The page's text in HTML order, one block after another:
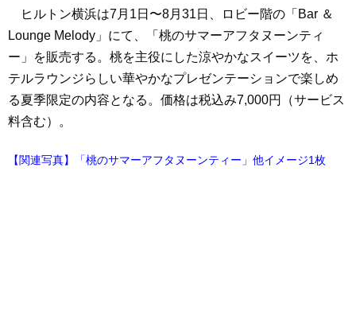
ヒルトン横浜は7月1日〜8月31日、ロビー階の「Bar ＆
Lounge Melody」にて、「桃のサマーアフタヌーンティ
ー」を販売する。桃を主役にした涼やかなスイーツを、ホ
テルラウンジらしい華やかなプレゼンテーションで楽しめ
る夏季限定の内容となる。価格は税込み7,000円（サービス
料含む）。
【関連写真】「桃のサマーアフタヌーンティー」他イメージ1枚